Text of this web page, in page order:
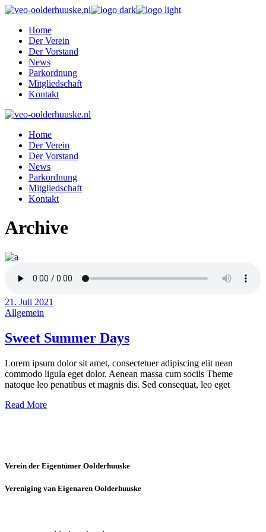
Skip
content
Home
Der Verein
Der Vorstand
News
Parkordnung
Mitgliedschaft
Kontakt
Home
Der Verein
Der Vorstand
News
Parkordnung
Mitgliedschaft
Kontakt
Archive
21. Juli 2021
Allgemein
Sweet Summer Days
Lorem ipsum dolor sit amet, consectetuer adipiscing elit nean
commodo ligula eget dolor. Aenean massa cum sociis Theme
natoque leo penatibus et magnis dis. Sed consequat, leo eget
Read More
Verein der Eigentümer Oolderhuuske
Vereniging van Eigenaren Oolderhuuske